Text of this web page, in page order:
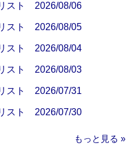
スト 2026/08/06
スト 2026/08/05
スト 2026/08/04
スト 2026/08/03
スト 2026/07/31
スト 2026/07/30
もっと見る »